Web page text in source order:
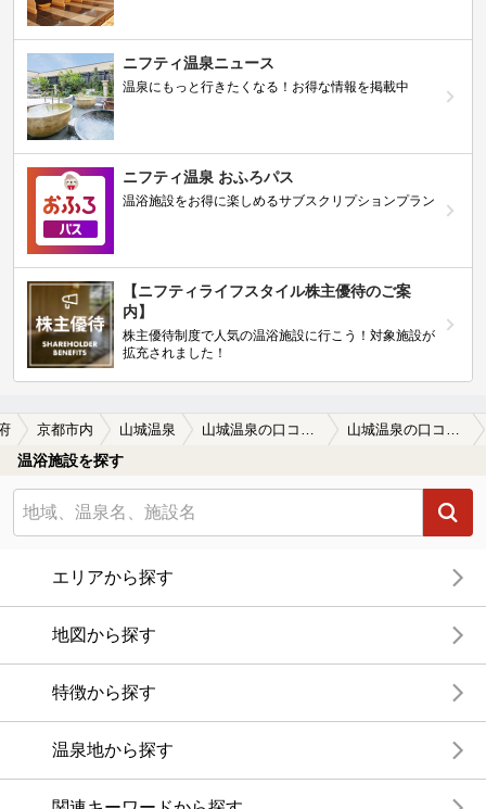
ニフティ温泉ニュース
温泉にもっと行きたくなる！お得な情報を掲載中
ニフティ温泉 おふろパス
温浴施設をお得に楽しめるサブスクリプションプラン
【ニフティライフスタイル株主優待のご案
内】
株主優待制度で人気の温浴施設に行こう！対象施設が
拡充されました！
京都市内 山城温泉 山城温泉の口コミ一覧 山城温泉の口コミ 水風呂の気もちよさ
温浴施設を探す
エリアから探す
地図から探す
特徴から探す
温泉地から探す